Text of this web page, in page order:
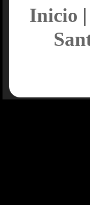
Inicio |